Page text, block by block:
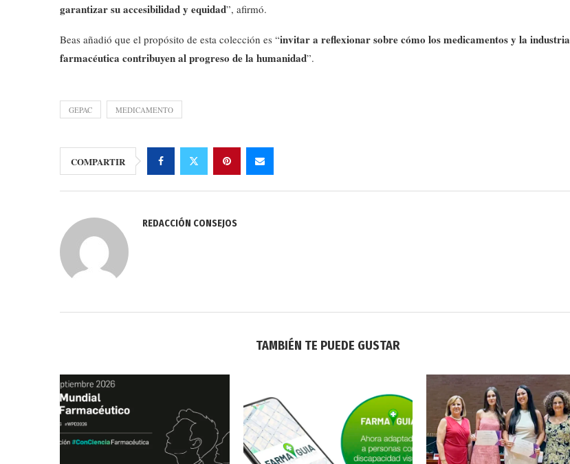
garantizar su accesibilidad y equidad”, afirmó.
Beas añadió que el propósito de esta colección es “invitar a reflexionar sobre cómo los medicamentos y la industria
farmacéutica contribuyen al progreso de la humanidad”.
GEPAC MEDICAMENTO
COMPARTIR
REDACCIÓN CONSEJOS
TAMBIÉN TE PUEDE GUSTAR